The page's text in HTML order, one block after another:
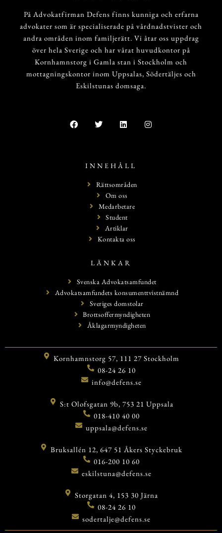
På Advokatfirman Defens finns kunniga och erfarna
advokater som är specialiserade på vårdnadstvister och
andra områden inom familjerätt. Vi åtar oss uppdrag
över hela Sverige och har vårat huvudkontor på
Kornhamnstorg i Gamla stan i Stockholm och
mottagningskontor inom Uppsalas, Södertäljes och
Eskilstunas domsaga.
INNEHÅLL
Rättsområden
Om oss
Medarbetare
Student
Artiklar
Kontakta oss
LÄNKAR
Svenska Advokatsamfundet
Advokatsamfundets konsumenttvistnämnd
Sveriges domstolar
Brottsoffermyndigheten
Åklagarmyndigheten
Kornhamnstorg 57, 111 27 Stockholm
08-24 26 10
info@defens.se
S:t Olofsgatan 9b, 753 21 Uppsala
018-410 40 00
uppsala@defens.se
Bruksallén 12, 647 51 Åkers Styckebruk
016-200 10 60
eskilstuna@defens.se
Storgatan 4, 153 30 Järna
08-24 26 10
sodertalje@defens.se